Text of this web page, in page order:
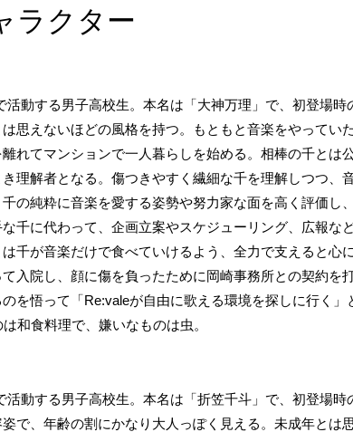
ラクター
活動する男子高校生。本名は「大神万理」で、初登場
思えないほどの風格を持つ。もともと音楽をやってい
れてマンションで一人暮らしを始める。相棒の千とは
理解者となる。傷つきやすく繊細な千を理解しつつ、
の純粋に音楽を愛する姿勢や努力家な面を高く評価し
千に代わって、企画立案やスケジューリング、広報な
は千が音楽だけで食べていけるよう、全力で支えると心
入院し、顔に傷を負ったために岡崎事務所との契約を
を悟って「Re:valeが自由に歌える環境を探しに行く」
和食料理で、嫌いなものは虫。
活動する男子高校生。本名は「折笠千斗」で、初登場
で、年齢の割にかなり大人っぽく見える。未成年とは